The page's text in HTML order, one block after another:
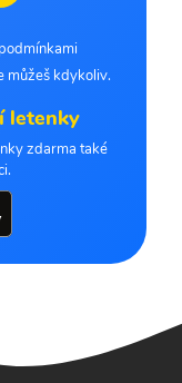
můžeš kdykoliv.
letenky
zdarma také